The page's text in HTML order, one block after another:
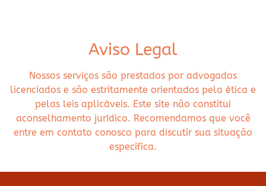
Aviso Legal
Nossos serviços são prestados por advogados
licenciados e são estritamente orientados pela ética e
pelas leis aplicáveis. Este site não constitui
aconselhamento jurídico. Recomendamos que você
entre em contato conosco para discutir sua situação
específica.